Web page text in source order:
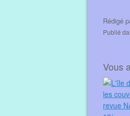
Rédigé
Publié
Vous